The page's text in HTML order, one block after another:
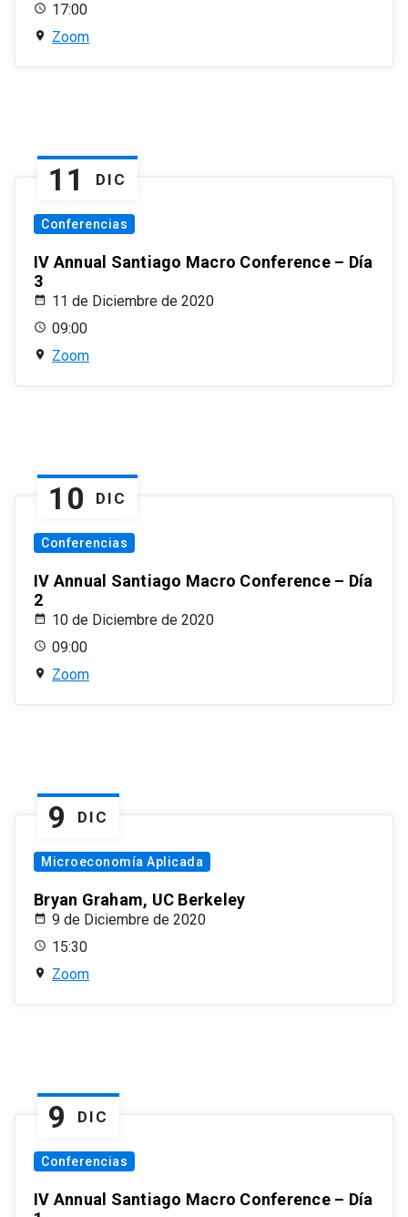
17:00
Zoom
11 DIC
Conferencias
IV Annual Santiago Macro Conference – Día
3
11 de Diciembre de 2020
09:00
Zoom
10 DIC
Conferencias
IV Annual Santiago Macro Conference – Día
2
10 de Diciembre de 2020
09:00
Zoom
9 DIC
Microeconomía Aplicada
Bryan Graham, UC Berkeley
9 de Diciembre de 2020
15:30
Zoom
9 DIC
Conferencias
IV Annual Santiago Macro Conference – Día